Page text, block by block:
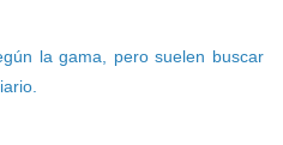
la gama, pero suelen buscar